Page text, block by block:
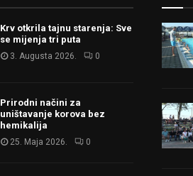
Krv otkrila tajnu starenja: Sve
se mijenja tri puta
3. Augusta 2026. 0
Prirodni načini za
uništavanje korova bez
hemikalija
25. Maja 2026. 0